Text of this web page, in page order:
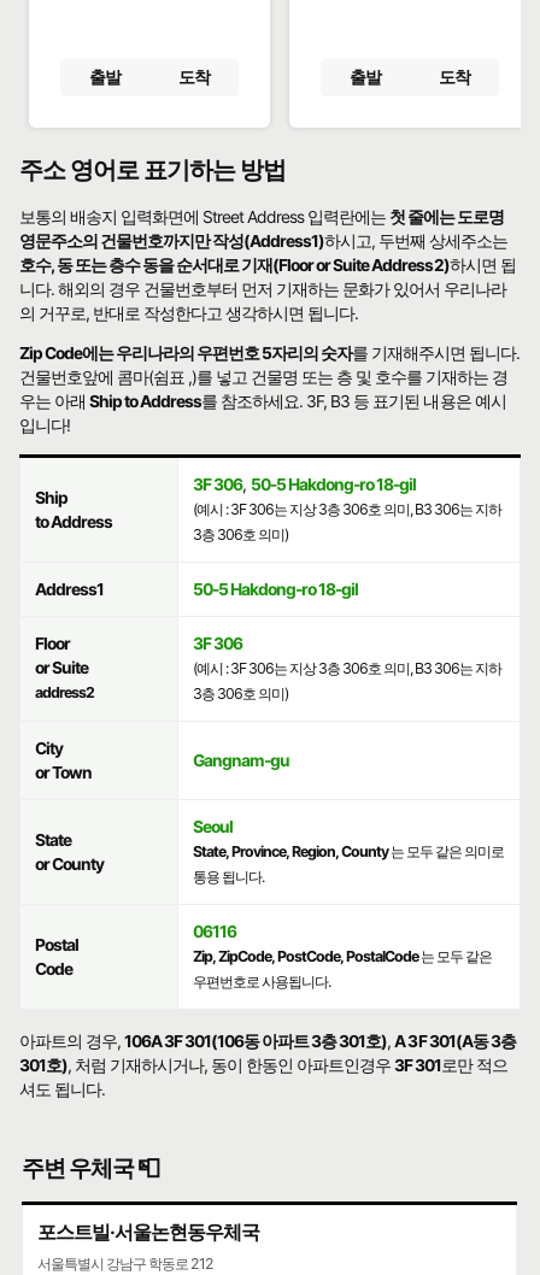
출발 도착 출발 도착
주소 영어로 표기하는 방법
보통의 배송지 입력화면에 Street Address 입력란에는 첫 줄에는 도로명
영문주소의 건물번호까지만 작성(Address1)하시고, 두번째 상세주소는
호수, 동 또는 층수 동을 순서대로 기재(Floor or Suite Address2)하시면 됩
니다. 해외의 경우 건물번호부터 먼저 기재하는 문화가 있어서 우리나라
의 거꾸로, 반대로 작성한다고 생각하시면 됩니다.
Zip Code에는 우리나라의 우편번호 5자리의 숫자를 기재해주시면 됩니다.
건물번호앞에 콤마(쉼표 ,)를 넣고 건물명 또는 층 및 호수를 기재하는 경
우는 아래Ship to Address를 참조하세요. 3F, B3 등 표기된 내용은 예시
입니다!
Ship
to Address
3F 306, 50-5 Hakdong-ro 18-gil
(예시 : 3F 306는 지상 3층 306호 의미, B3 306는 지하
3층 306호 의미)
Address1 50-5 Hakdong-ro 18-gil
Floor
or Suite
address2
3F 306
(예시 : 3F 306는 지상 3층 306호 의미, B3 306는 지하
3층 306호 의미)
City
or Town
Gangnam-gu
State
or County
Seoul
State, Province, Region, County는 모두 같은 의미로
통용 됩니다.
Postal
Code
06116
Zip, ZipCode, PostCode, PostalCode는 모두 같은
우편번호로 사용됩니다.
아파트의 경우,106A 3F 301(106동 아파트 3층 301호),A 3F 301(A동 3층
301호), 처럼 기재하시거나, 동이 한동인 아파트인경우3F 301로만 적으
셔도 됩니다.
주변 우체국 📮
포스트빌·서울논현동우체국
서울특별시 강남구 학동로 212